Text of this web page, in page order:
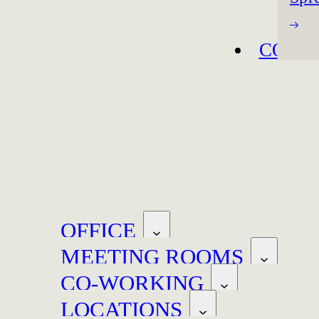
OFFICE
MEETING ROOMS
CO-WORKING
LOCATIONS